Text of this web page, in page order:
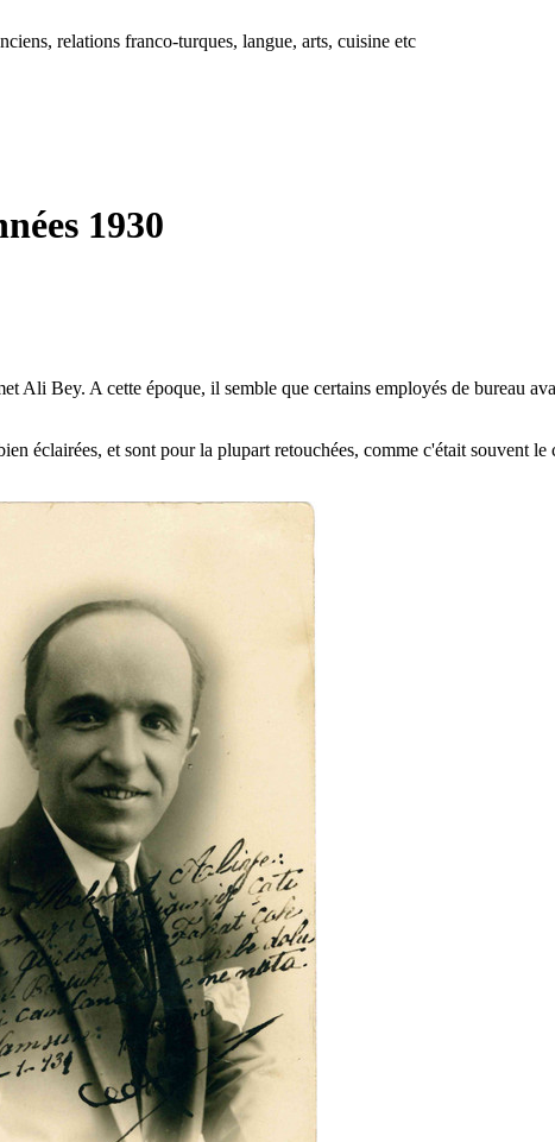
relations franco-turques, langue, arts, cuisine etc
1930
Ali Bey. A cette époque, il semble que certains employés de bureau
éclairées, et sont pour la plupart retouchées, comme c'était souvent le